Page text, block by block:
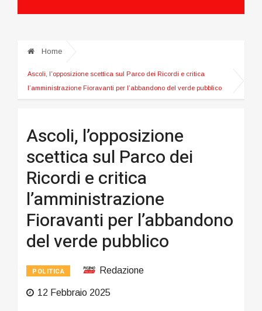
Home
Ascoli, l’opposizione scettica sul Parco dei Ricordi e critica
l’amministrazione Fioravanti per l’abbandono del verde pubblico
Ascoli, l’opposizione
scettica sul Parco dei
Ricordi e critica
l’amministrazione
Fioravanti per l’abbandono
del verde pubblico
POLITICA Redazione
12 Febbraio 2025